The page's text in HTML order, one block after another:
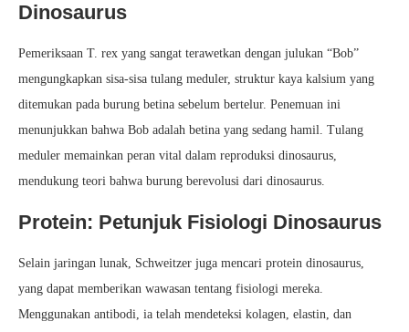
Dinosaurus
Pemeriksaan T. rex yang sangat terawetkan dengan julukan “Bob”
mengungkapkan sisa-sisa tulang meduler, struktur kaya kalsium yang
ditemukan pada burung betina sebelum bertelur. Penemuan ini
menunjukkan bahwa Bob adalah betina yang sedang hamil. Tulang
meduler memainkan peran vital dalam reproduksi dinosaurus,
mendukung teori bahwa burung berevolusi dari dinosaurus.
Protein: Petunjuk Fisiologi Dinosaurus
Selain jaringan lunak, Schweitzer juga mencari protein dinosaurus,
yang dapat memberikan wawasan tentang fisiologi mereka.
Menggunakan antibodi, ia telah mendeteksi kolagen, elastin, dan